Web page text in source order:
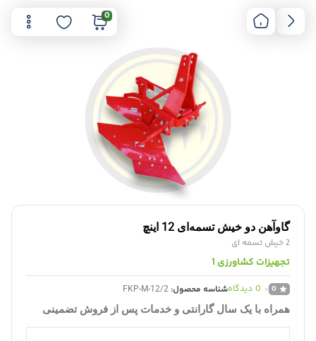
0
گاوآهن دو خیش تسمه‌ای 12 اینچ
2 خیش تسمه ای
ﺗﺠﻬﻴﺰﺍﺕ ﻛﺸﺎﻭﺭﺯی 1
0
0 دیدگاهشناسه محصول: FKP-M-12/2
همراه با یک سال گارانتی و خدمات پس از فروش تضمینی